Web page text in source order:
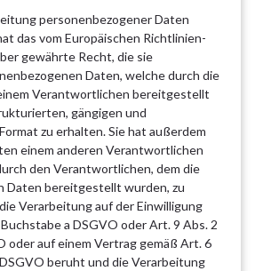
personenbezogener Daten
das vom Europäischen Richtlinien-
gewährte Recht, die sie
Daten, welche durch die
Verantwortlichen bereitgestellt
gängigen und
zu erhalten. Sie hat außerdem
einem anderen Verantwortlichen
den Verantwortlichen, dem die
Daten bereitgestellt wurden, zu
Verarbeitung auf der Einwilligung
a DSGVO oder Art. 9 Abs. 2
oder auf einem Vertrag gemäß Art. 6
beruht und die Verarbeitung